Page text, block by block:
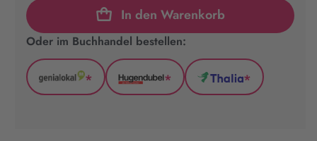
In den Warenkorb
Oder im Buchhandel bestellen:
GenialLokal
*
Hugendubel
*
Thalia
*